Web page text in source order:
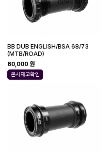
BB DUB ENGLISH/BSA 68/73
(MTB/ROAD)
60,000 원
본사재고확인